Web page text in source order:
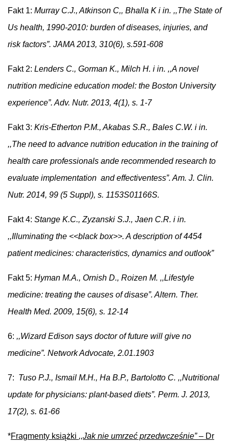
Fakt 1: Murray C.J., Atkinson C,, Bhalla K i in. ,,The State of
Us health, 1990-2010: burden of diseases, injuries, and
risk factors”. JAMA 2013, 310(6), s.591-608
Fakt 2: Lenders C., Gorman K., Milch H. i in. ,,A novel
nutrition medicine education model: the Boston University
experience”. Adv. Nutr. 2013, 4(1), s. 1-7
Fakt 3: Kris-Etherton P.M., Akabas S.R., Bales C.W. i in.
,,The need to advance nutrition education in the training of
health care professionals ande recommended research to
evaluate implementation and effectiventess”. Am. J. Clin.
Nutr. 2014, 99 (5 Suppl), s. 1153S01166S.
Fakt 4: Stange K.C., Zyzanski S.J., Jaen C.R. i in.
,,Illuminating the <<black box>>. A description of 4454
patient medicines: characteristics, dynamics and outlook”
Fakt 5: Hyman M.A., Ornish D., Roizen M. ,,Lifestyle
medicine: treating the causes of disase”. Altern. Ther.
Health Med. 2009, 15(6), s. 12-14
6: ,,Wizard Edison says doctor of future will give no
medicine”. Network Advocate, 2.01.1903
7: Tuso P.J., Ismail M.H., Ha B.P., Bartolotto C. ,,Nutritional
update for physicians: plant-based diets”. Perm. J. 2013,
17(2), s. 61-66
*Fragmenty książki ,,Jak nie umrzeć przedwcześnie”– Dr